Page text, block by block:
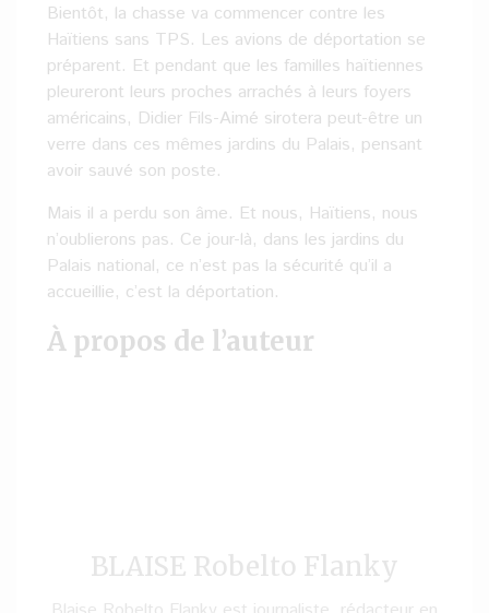
Bientôt, la chasse va commencer contre les
Haïtiens sans TPS. Les avions de déportation se
préparent. Et pendant que les familles haïtiennes
pleureront leurs proches arrachés à leurs foyers
américains, Didier Fils-Aimé sirotera peut-être un
verre dans ces mêmes jardins du Palais, pensant
avoir sauvé son poste.
Mais il a perdu son âme. Et nous, Haïtiens, nous
n’oublierons pas. Ce jour-là, dans les jardins du
Palais national, ce n’est pas la sécurité qu’il a
accueillie, c’est la déportation.
À propos de l’auteur
BLAISE Robelto Flanky